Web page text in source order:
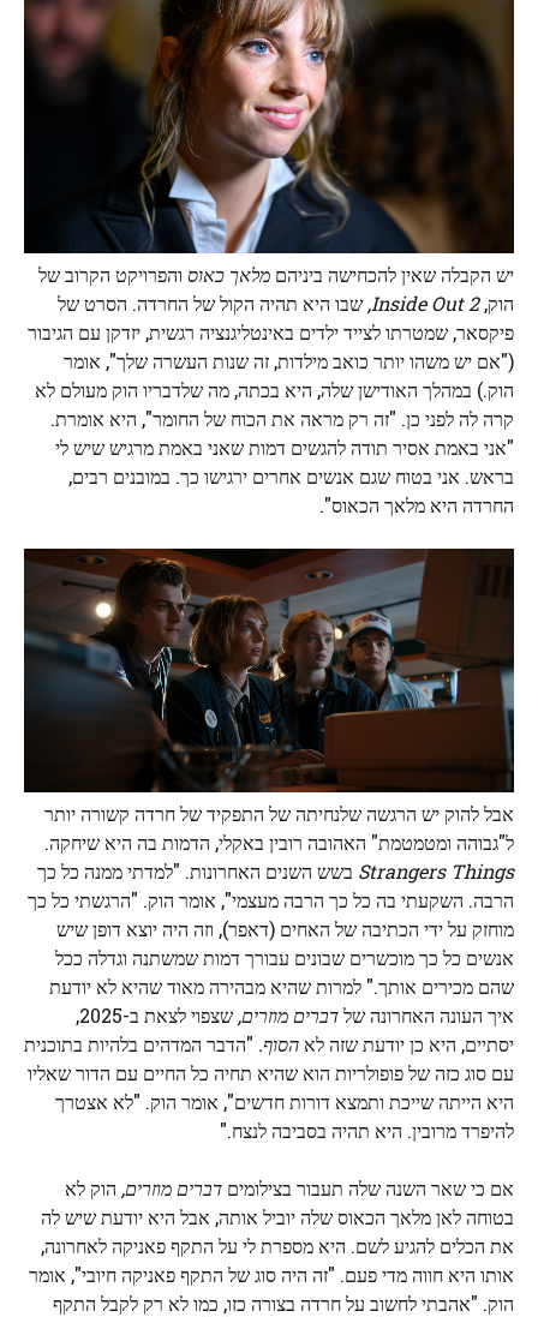
יש הקבלה שאין להכחישה ביניהם מלאך כאוס והפרויקט הקרוב של
הוק,Inside Out 2, שבו היא תהיה הקול של החרדה. הסרט של
פיקסאר, שמטרתו לצייד ילדים באינטליגנציה רגשית, יזדקן עם הגיבור
("אם יש משהו יותר כואב מילדות, זה שנות העשרה שלך", אומר
הוק.) במהלך האודישן שלה, היא בכתה, מה שלדבריו הוק מעולם לא
קרה לה לפני כן. "זה רק מראה את הכוח של החומר", היא אומרת.
"אני באמת אסיר תודה להגשים דמות שאני באמת מרגיש שיש לי
בראש. אני בטוח שגם אנשים אחרים ירגישו כך. במובנים רבים,
החרדה היא מלאך הכאוס".
אבל להוק יש הרגשה שלנחיתה של התפקיד של חרדה קשורה יותר
ל"גבוהה ומטמטמת" האהובה רובין באקלי, הדמות בה היא שיחקה.
Strangers Things בשש השנים האחרונות. "למדתי ממנה כל כך
הרבה. השקעתי בה כל כך הרבה מעצמי", אומר הוק. "הרגשתי כל כך
מוחזק על ידי הכתיבה של האחים (דאפר), וזה היה יוצא דופן שיש
אנשים כל כך מוכשרים שבונים עבורך דמות שמשתנה וגדלה ככל
שהם מכירים אותך." למרות שהיא מבהירה מאוד שהיא לא יודעת
איך העונה האחרונה שלדברים מוזרים,
שצפוי לצאת ב-2025,
יסתיים, היא כן יודעת שזה לא הסוף. "הדבר המדהים בלהיות בתוכנית
עם סוג כזה של פופולריות הוא שהיא תחיה כל החיים עם הדור שאליו
היא הייתה שייכת ותמצא דורות חדשים", אומר הוק. "לא אצטרך
להיפרד מרובין. היא תהיה בסביבה לנצח."
אם כי שאר השנה שלה תעבור בצילומים דברים מוזרים, הוק לא
בטוחה לאן מלאך הכאוס שלה יוביל אותה, אבל היא יודעת שיש לה
את הכלים להגיע לשם. היא מספרת לי על התקף פאניקה לאחרונה,
אותו היא חווה מדי פעם. "זה היה סוג של התקף פאניקה חיובי", אומר
הוק. "אהבתי לחשוב על חרדה בצורה כזו, כמו לא רק לקבל התקף